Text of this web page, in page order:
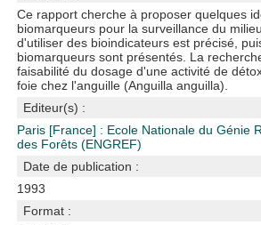
Ce rapport cherche à proposer quelques
biomarqueurs pour la surveillance du
d'utiliser des bioindicateurs est précisé,
biomarqueurs sont présentés. La
faisabilité du dosage d'une activité de
foie chez l'anguille (Anguilla anguilla).
Editeur(s) :
Paris [France] : Ecole Nationale du Génie
des Forêts (ENGREF)
Date de publication :
1993
Format :